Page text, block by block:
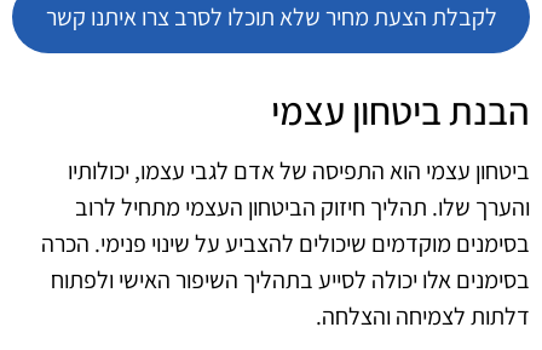
לקבלת הצעת מחיר שלא תוכלו לסרב צרו איתנו קשר
הבנת ביטחון עצמי
ביטחון עצמי הוא התפיסה של אדם לגבי עצמו, יכולותיו
והערך שלו. תהליך חיזוק הביטחון העצמי מתחיל לרוב
בסימנים מוקדמים שיכולים להצביע על שינוי פנימי. הכרה
בסימנים אלו יכולה לסייע בתהליך השיפור האישי ולפתוח
דלתות לצמיחה והצלחה.